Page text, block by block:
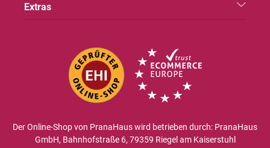
Extras
Der Online-Shop von PranaHaus wird betrieben durch: PranaHaus
GmbH, Bahnhofstraße 6, 79359 Riegel am Kaiserstuhl